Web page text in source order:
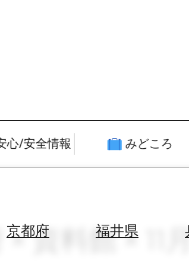
心/安全情報 みどころ
京都府 福井県
資料館 × 11